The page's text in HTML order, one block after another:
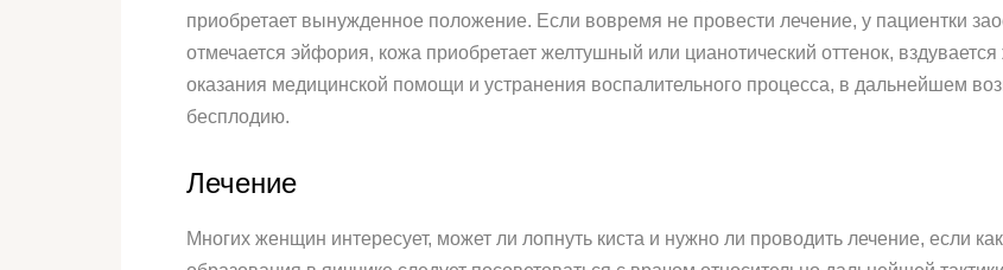
приобретает вынужденное положение. Если вовремя не провести лечение, у пациентки
отмечается эйфория, кожа приобретает желтушный или цианотический оттенок,
оказания медицинской помощи и устранения воспалительного процесса, в дальнейшем
бесплодию.
Лечение
Многих женщин интересует, может ли лопнуть киста и нужно ли проводить лечение, если